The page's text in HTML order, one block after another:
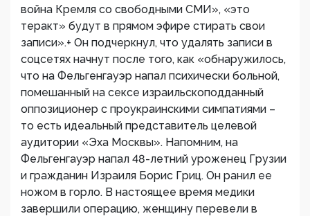
война Кремля со свободными СМИ», «это
теракт» будут в прямом эфире стирать свои
записи».+ Он подчеркнул, что удалять записи в
соцсетях начнут после того, как «обнаружилось,
что на Фельгенгауэр напал психически больной,
помешанный на сексе израильскоподданный
оппозиционер с проукраинскими симпатиями –
то есть идеальный представитель целевой
аудитории «Эха Москвы». Напомним, на
Фельгенгауэр напал 48-летний уроженец Грузии
и гражданин Израиля Борис Гриц. Он ранил ее
ножом в горло. В настоящее время медики
завершили операцию, женщину перевели в